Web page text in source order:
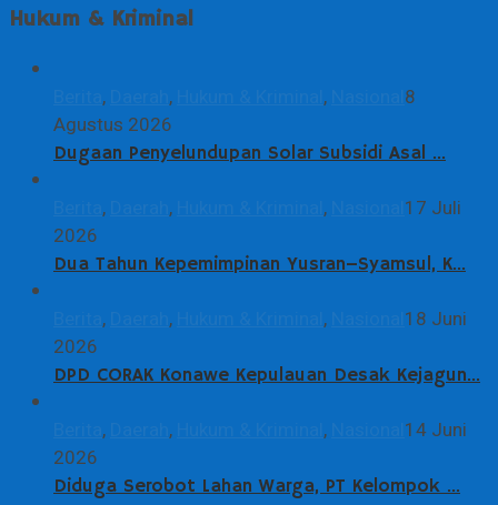
Hukum & Kriminal
, , ,
8
Agustus 2026
Dugaan Penyelundupan Solar Subsidi Asal …
, , ,
17 Juli
2026
Dua Tahun Kepemimpinan Yusran–Syamsul, K…
, , ,
18 Juni
2026
DPD CORAK Konawe Kepulauan Desak Kejagun…
, , ,
14 Juni
2026
Diduga Serobot Lahan Warga, PT Kelompok …